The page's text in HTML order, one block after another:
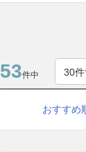
53件中
おすすめ